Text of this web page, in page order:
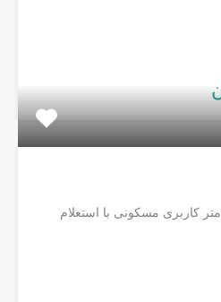
متراژ زمین ۶۰۷۶متر ۱۵۸۰ متر کاربری مسکونی با استعلام